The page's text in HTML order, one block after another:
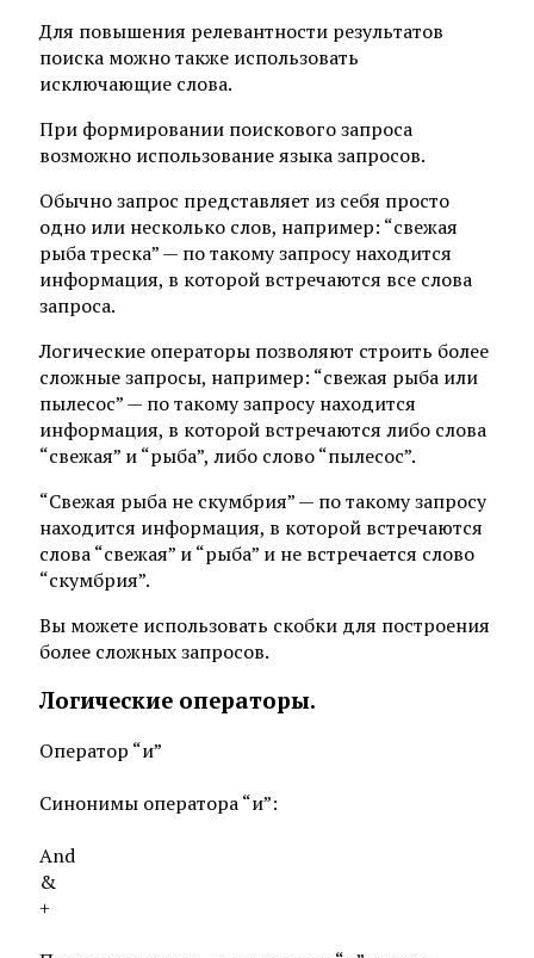
Для повышения релевантности результатов
поиска можно также использовать
исключающие слова.
При формировании поискового запроса
возможно использование языка запросов.
Обычно запрос представляет из себя просто
одно или несколько слов, например: “свежая
рыба треска” — по такому запросу находится
информация, в которой встречаются все слова
запроса.
Логические операторы позволяют строить более
сложные запросы, например: “свежая рыба или
пылесос” — по такому запросу находится
информация, в которой встречаются либо слова
“свежая” и “рыба”, либо слово “пылесос”.
“Свежая рыба не скумбрия” — по такому запросу
находится информация, в которой встречаются
слова “свежая” и “рыба” и не встречается слово
“скумбрия”.
Вы можете использовать скобки для построения
более сложных запросов.
Логические операторы.
Оператор “и”
Синонимы оператора “и”:
And
&
+